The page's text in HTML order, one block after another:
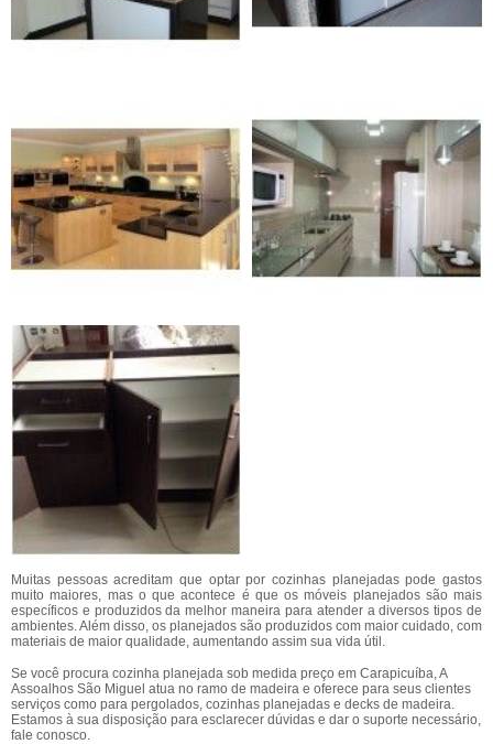
Muitas pessoas acreditam que optar por cozinhas planejadas pode gastos
muito maiores, mas o que acontece é que os móveis planejados são mais
específicos e produzidos da melhor maneira para atender a diversos tipos de
ambientes. Além disso, os planejados são produzidos com maior cuidado, com
materiais de maior qualidade, aumentando assim sua vida útil.
Se você procura cozinha planejada sob medida preço em Carapicuíba, A
Assoalhos São Miguel atua no ramo de madeira e oferece para seus clientes
serviços como para pergolados, cozinhas planejadas e decks de madeira.
Estamos à sua disposição para esclarecer dúvidas e dar o suporte necessário,
fale conosco.